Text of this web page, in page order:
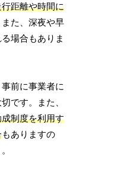
距離や時間に
た、深夜や早
場合もありま
前に事業者に
です。また、
制度を利用す
もありますの